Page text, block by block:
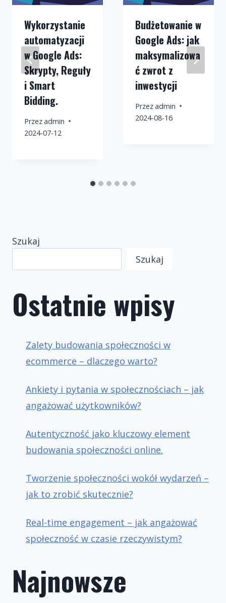
Wykorzystanie
automatyzacji
w Google Ads:
Skrypty, Reguły
i Smart
Bidding.
Przezadmin
2024-07-12
Budżetowanie w
Google Ads: jak
maksymalizowa
ć zwrot z
inwestycji
Przezadmin
2024-08-16
Szukaj
Szukaj
Ostatnie wpisy
Zalety budowania społeczności w
ecommerce – dlaczego warto?
Ankiety i pytania w społecznościach – jak
angażować użytkowników?
Autentyczność jako kluczowy element
budowania społeczności online.
Tworzenie społeczności wokół wydarzeń –
jak to zrobić skutecznie?
Real-time engagement – jak angażować
społeczność w czasie rzeczywistym?
Najnowsze